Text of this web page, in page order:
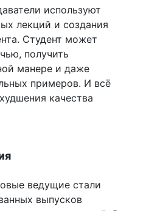
используют
лекций и создания
Студент может
получить
манере и даже
примеров. И всё
качества
ведущие стали
выпусков